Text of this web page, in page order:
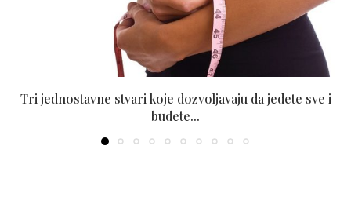
Tri jednostavne stvari koje dozvoljavaju da jedete sve i
budete...